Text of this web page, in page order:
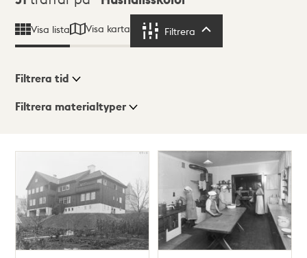
Visa lista Visa karta Filtrera
Visningsläge
Filtrera tid
Filtrera materialtyper